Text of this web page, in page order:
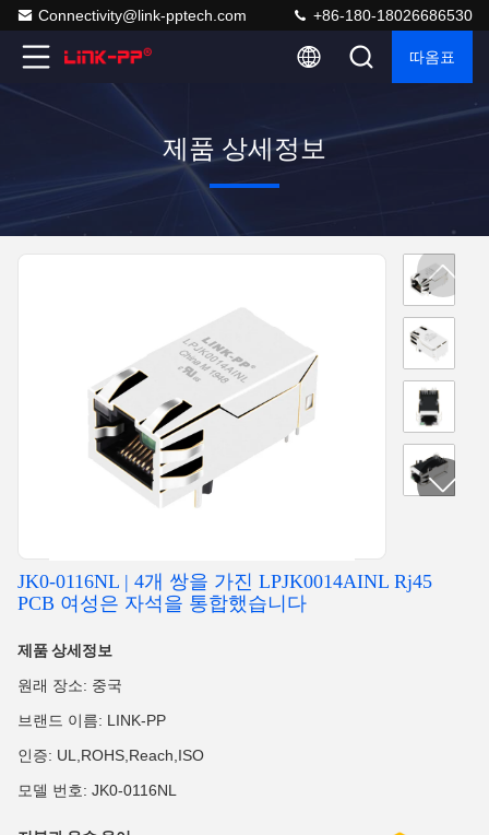
Connectivity@link-pptech.com +86-180-18026686530
따옴표
제품 상세정보
JK0-0116NL | 4개 쌍을 가진 LPJK0014AINL Rj45
PCB 여성은 자석을 통합했습니다
제품 상세정보
원래 장소: 중국
브랜드 이름: LINK-PP
인증: UL,ROHS,Reach,ISO
모델 번호: JK0-0116NL